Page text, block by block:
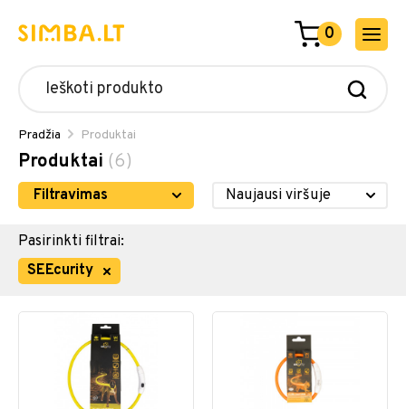
0
Pradžia Produktai
Produktai (6)
Filtravimas
Pasirinkti filtrai:
SEEcurity